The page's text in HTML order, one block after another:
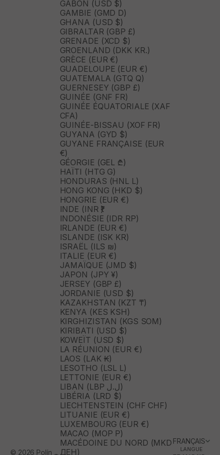
GABON (USD $)
GAMBIE (GMD D)
GHANA (USD $)
GIBRALTAR (GBP £)
GRENADE (XCD $)
GROENLAND (DKK KR.)
GRÈCE (EUR €)
GUADELOUPE (EUR €)
GUATEMALA (GTQ Q)
GUERNESEY (GBP £)
GUINÉE (GNF FR)
GUINÉE ÉQUATORIALE (XAF
CFA)
GUINÉE-BISSAU (XOF FR)
GUYANA (GYD $)
GUYANE FRANÇAISE (EUR
€)
GÉORGIE (GEL ₾)
HAÏTI (HTG G)
HONDURAS (HNL L)
HONG KONG (HKD $)
HONGRIE (EUR €)
INDE (INR ₹)
INDONÉSIE (IDR RP)
IRLANDE (EUR €)
ISLANDE (ISK KR)
ISRAËL (ILS ₪)
ITALIE (EUR €)
JAMAÏQUE (JMD $)
JAPON (JPY ¥)
JERSEY (GBP £)
JORDANIE (USD $)
KAZAKHSTAN (KZT ₸)
KENYA (KES KSH)
KIRGHIZISTAN (KGS SOM)
KIRIBATI (USD $)
KOWEÏT (USD $)
LA RÉUNION (EUR €)
LAOS (LAK ₭)
LESOTHO (LSL L)
LETTONIE (EUR €)
LIBAN (LBP ل.ل)
LIBÉRIA (LRD $)
LIECHTENSTEIN (CHF CHF)
LITUANIE (EUR €)
LUXEMBOURG (EUR €)
MACAO (MOP P)
MACÉDOINE DU NORD (MKD
ДЕН)
FRANÇAIS
LANGUE
© 2026 Polín